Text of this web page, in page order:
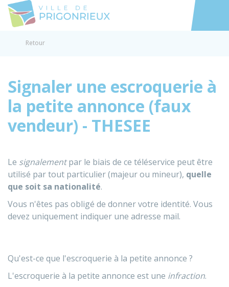
Accéder
Retour
Signaler une escroquerie à
la petite annonce (faux
vendeur) - THESEE
Le signalementpar le biais de ce téléservice peut être
utilisé par tout particulier (majeur ou mineur), quelle
que soit sa nationalité.
Vous n'êtes pas obligé de donner votre identité. Vous
devez uniquement indiquer une adresse mail.
Qu'est-ce que l'escroquerie à la petite annonce ?
L'escroquerie à la petite annonce est une infraction.